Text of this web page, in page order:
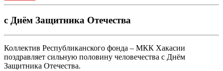
с Днём Защитника Отечества
Коллектив Республиканского фонда – МКК Хакасии
поздравляет сильную половину человечества с Днём
Защитника Отечества.